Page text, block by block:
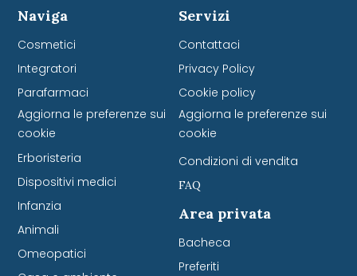
Naviga
Cosmetici
Integratori
Parafarmaci
Aggiorna le preferenze sui
cookie
Erboristeria
Dispositivi medici
Infanzia
Animali
Omeopatici
Servizi
Contattaci
Privacy Policy
Cookie policy
Aggiorna le preferenze sui
cookie
Condizioni di vendita
FAQ
Area privata
Bacheca
Preferiti